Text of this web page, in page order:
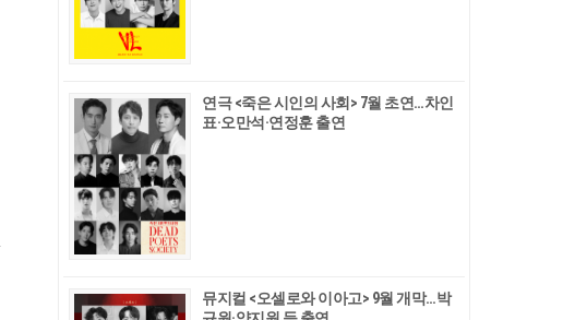
연극 <죽은 시인의 사회> 7월 초연…차인
표·오만석·연정훈 출연
뮤지컬 <오셀로와 이아고> 9월 개막…박